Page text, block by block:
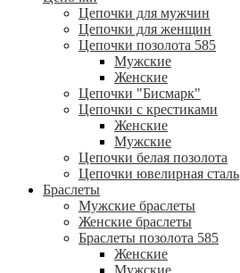
Цепочки для мужчин
Цепочки для женщин
Цепочки позолота 585
Мужские
Женские
Цепочки "Бисмарк"
Цепочки с крестиками
Женские
Мужские
Цепочки белая позолота
Цепочки ювелирная сталь
Браслеты
Мужские браслеты
Женские браслеты
Браслеты позолота 585
Женские
Мужские